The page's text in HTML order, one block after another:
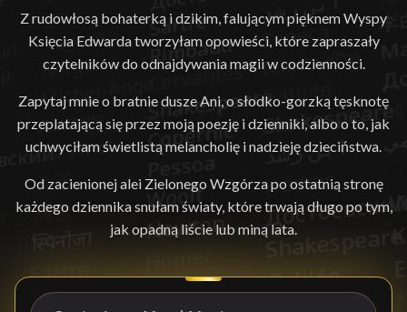
Z rudowłosą bohaterką i dzikim, falującym pięknem Wyspy
Księcia Edwarda tworzyłam opowieści, które zapraszały
czytelników do odnajdywania magii w codzienności.
Zapytaj mnie o bratnie dusze Ani, o słodko-gorzką tęsknotę
przeplatającą się przez moją poezję i dzienniki, albo o to, jak
uchwyciłam świetlistą melancholię i nadzieję dzieciństwa.
Od zacienionej alei Zielonego Wzgórza po ostatnią stronę
każdego dziennika snułam światy, które trwają długo po tym,
jak opadną liście lub miną lata.